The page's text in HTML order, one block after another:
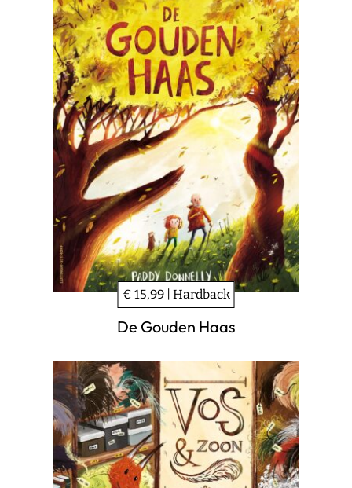
€ 15,99 | Hardback
De Gouden Haas